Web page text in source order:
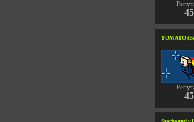
TOMATO